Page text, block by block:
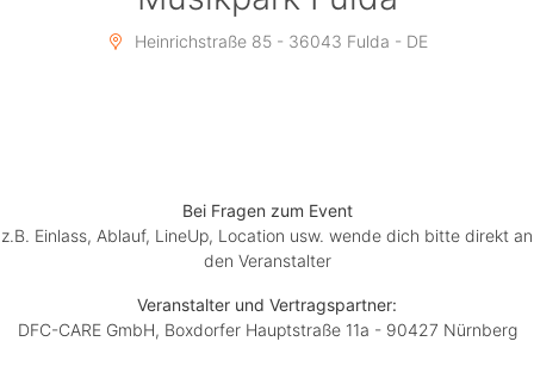
Ab 200 Zusagen/Interessiert
# CO2 CANONS
Ab 350 Zusagen/Interessiert
# HAWAIIKETTEN
DIE BESTEN GETRÄNKESPECIALS DER STADT:
Heinrichstraße 85 - 36043 Fulda - DE
Bei Fragen zum Event
z.B. Einlass, Ablauf, LineUp, Location usw. wende dich bitte direkt an
den Veranstalter
Veranstalter und Vertragspartner:
DFC-CARE GmbH, Boxdorfer Hauptstraße 11a - 90427 Nürnberg